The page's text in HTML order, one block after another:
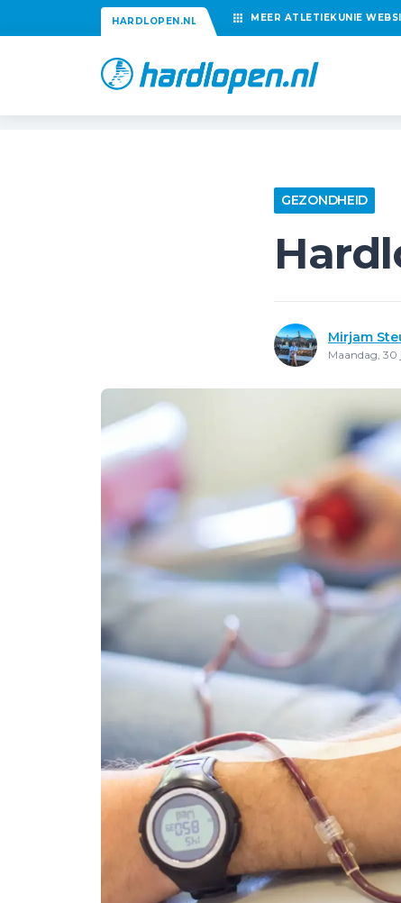
HARDLOPEN.NL MEER ATLETIEKUNIE
GEZONDHEID
Mirjam
Maandag, 30